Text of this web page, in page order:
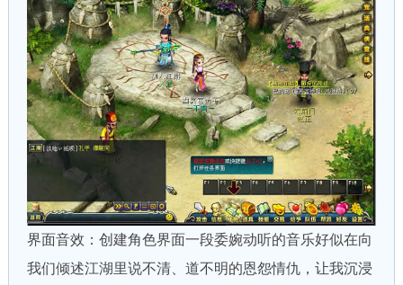
界面音效：创建角色界面一段委婉动听的音乐好似在向
我们倾述江湖里说不清、道不明的恩怨情仇，让我沉浸